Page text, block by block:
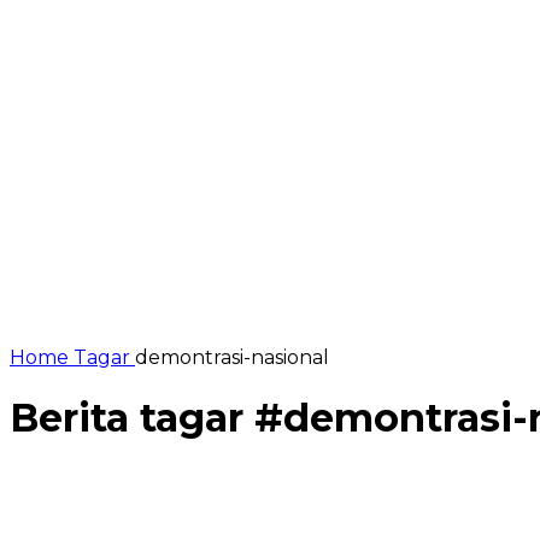
Home Tagar demontrasi-nasional
Berita tagar #demontrasi-